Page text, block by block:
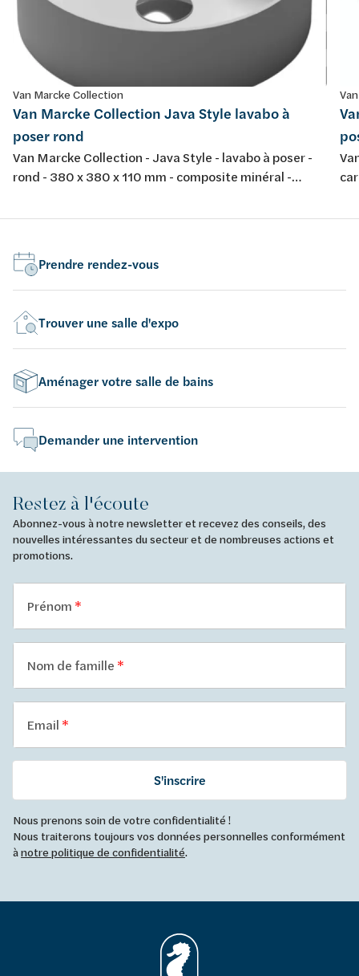
Van Marcke Collection
Van Marcke Collection Java Style lavabo à
poser rond
Van Marcke Collection - Java Style - lavabo à poser -
rond - 380 x 380 x 110 mm - composite minéral -
Prendre rendez-vous
Trouver une salle d'expo
Aménager votre salle de bains
Demander une intervention
Restez à l'écoute
Abonnez-vous à notre newsletter et recevez des conseils, des
nouvelles intéressantes du secteur et de nombreuses actions et
promotions.
Prénom
Nom de famille
Email
S'inscrire
Nous prenons soin de votre confidentialité !
Nous traiterons toujours vos données personnelles conformément
ànotre politique de confidentialité.